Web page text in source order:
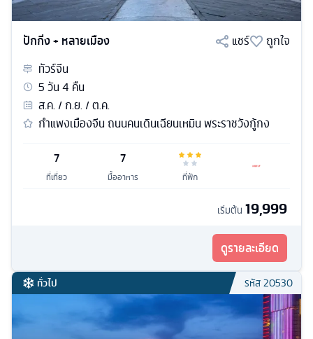
ปักกิ่ง + หลายเมือง แชร์
ถูกใจ
ทัวร์จีน
5วัน4 คืน
ส.ค. / ก.ย. / ต.ค.
กำแพงเมืองจีน ถนนคนเดินเฉียนเหมิน พระราชวังกู้กง
7
ที่เที่ยว
7
มื้ออาหาร ที่พัก
เริ่มต้น 19,999
ดูรายละเอียด
ทั่วไป รหัส20530